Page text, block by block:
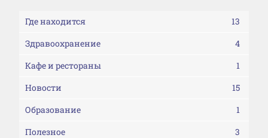
Где находится
13
Здравоохранение
4
Кафе и рестораны
1
Новости
15
Образование
1
Полезное
3